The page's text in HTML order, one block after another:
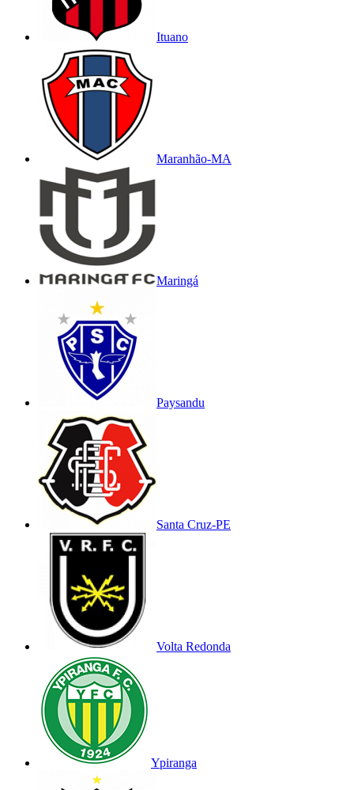
Ituano
Maranhão-MA
Maringá
Paysandu
Santa Cruz-PE
Volta Redonda
Ypiranga